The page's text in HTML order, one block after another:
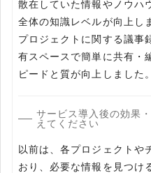
散在していた情報やノウハ
全体の知識レベルが向上し
プロジェクトに関する議事
有スペースで簡単に共有・
ピードと質が向上しました。
サービス導入後の効果
えてください
以前は、各プロジェクトや
おり、必要な情報を見つけ